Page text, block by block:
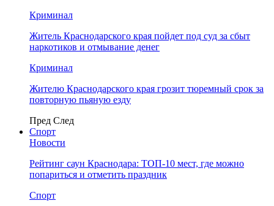
Криминал
Житель Краснодарского края пойдет под суд за сбыт
наркотиков и отмывание денег
Криминал
Жителю Краснодарского края грозит тюремный срок за
повторную пьяную езду
Пред След
Спорт
Новости
Рейтинг саун Краснодара: ТОП-10 мест, где можно
попариться и отметить праздник
Спорт